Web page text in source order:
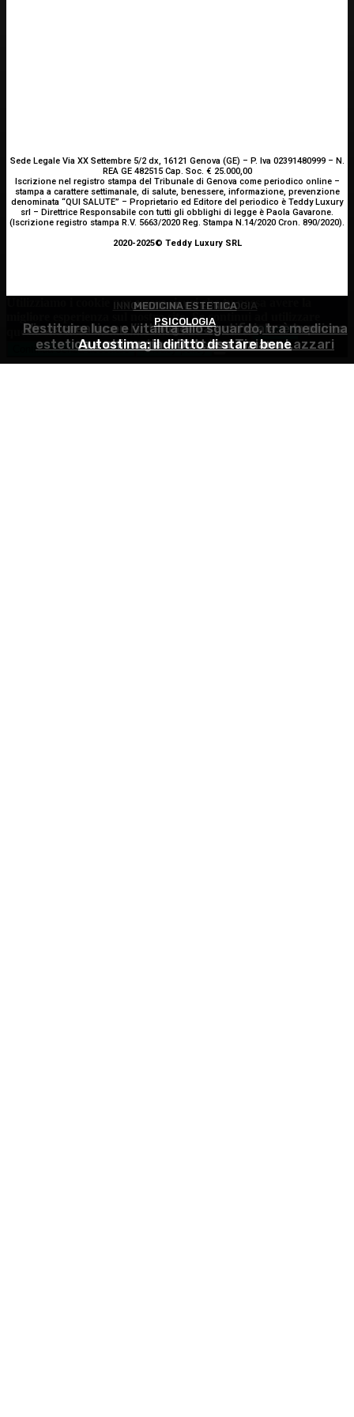
INNOVAZIONE E TECNOLOGIA
Virus creati con l’intelligenza artificiale: è la prima
volta nella storia
MEDICINA ESTETICA
Restituire luce e vitalità allo sguardo, tra medicina
estetica e chirurgia – Dott.ssa Tiziana Lazzari
PSICOLOGIA
Autostima: il diritto di stare bene
Sede Legale Via XX Settembre 5/2 dx, 16121 Genova (GE) – P. Iva 02391480999 – N.
REA GE 482515 Cap. Soc. € 25.000,00
Iscrizione nel registro stampa del Tribunale di Genova come periodico online –
stampa a carattere settimanale, di salute, benessere, informazione, prevenzione
denominata “QUI SALUTE” – Proprietario ed Editore del periodico è Teddy Luxury
srl – Direttrice Responsabile con tutti gli obblighi di legge è Paola Gavarone.
(Iscrizione registro stampa R.V. 5663/2020 Reg. Stampa N.14/2020 Cron. 890/2020).
2020-2025© Teddy Luxury SRL
Utilizziamo i cookie per essere sicuri che tu possa avere la
migliore esperienza sul nostro sito. Se continui ad utilizzare
questo sito noi constatiamo che tu ne sia felice. Accetto
Continua senza accettare
Privacy policy